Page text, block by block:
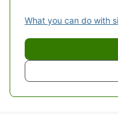
What you can do with